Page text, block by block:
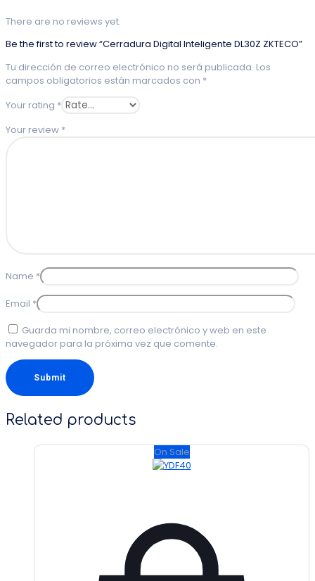
There are no reviews yet.
Be the first to review “Cerradura Digital Inteligente DL30Z ZKTECO”
Tu dirección de correo electrónico no será publicada. Los
campos obligatorios están marcados con *
Your rating *
Your review *
Name *
Email *
Guarda mi nombre, correo electrónico y web en este
navegador para la próxima vez que comente.
Related products
On Sale